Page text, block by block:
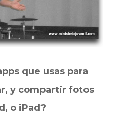
que usas para
y compartir fotos
o iPad?